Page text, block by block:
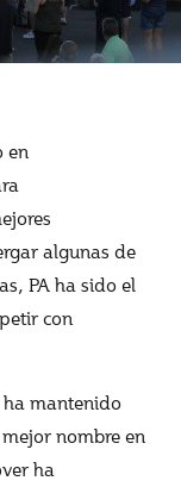
en
algunas de
PA ha sido el
con
ha mantenido
nombre en
ha